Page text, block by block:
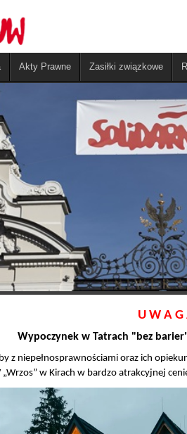
Akty Prawne Zasiłki związkowe
U W A G
Wypoczynek w Tatrach "bez
z niepełnosprawnościami oraz ich
w Kirach w bardzo atrakcyjnej